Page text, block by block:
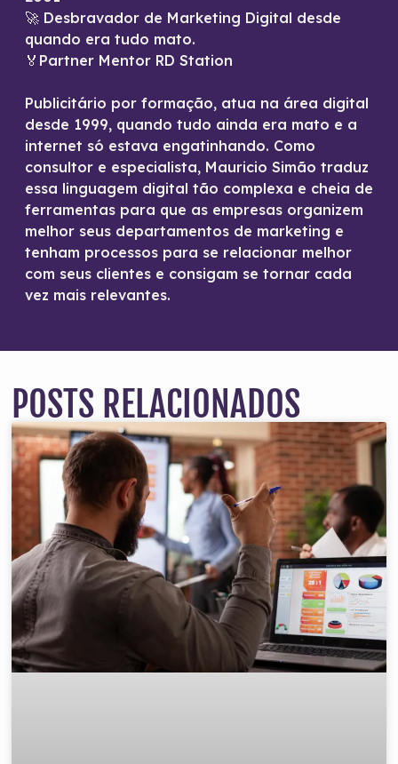
🚀 Desbravador de Marketing Digital desde
quando era tudo mato.
🏅Partner Mentor RD Station
Publicitário por formação, atua na área digital
desde 1999, quando tudo ainda era mato e a
internet só estava engatinhando. Como
consultor e especialista, Mauricio Simão traduz
essa linguagem digital tão complexa e cheia de
ferramentas para que as empresas organizem
melhor seus departamentos de marketing e
tenham processos para se relacionar melhor
com seus clientes e consigam se tornar cada
vez mais relevantes.
POSTS RELACIONADOS